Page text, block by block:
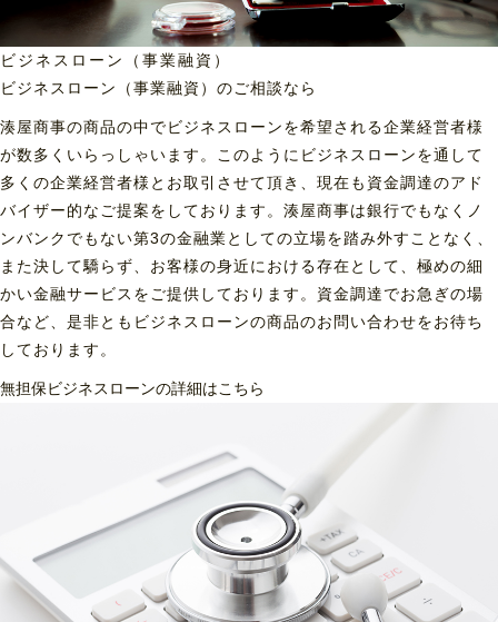
ビジネスローン（事業融資）
ビジネスローン（事業融資）のご相談なら
湊屋商事の商品の中でビジネスローンを希望される企業経営者様
が数多くいらっしゃいます。このようにビジネスローンを通して
多くの企業経営者様とお取引させて頂き、現在も資金調達のアド
バイザー的なご提案をしております。湊屋商事は銀行でもなくノ
ンバンクでもない第3の金融業としての立場を踏み外すことなく、
また決して驕らず、お客様の身近における存在として、極めの細
かい金融サービスをご提供しております。資金調達でお急ぎの場
合など、是非ともビジネスローンの商品のお問い合わせをお待ち
しております。
無担保ビジネスローンの詳細はこちら